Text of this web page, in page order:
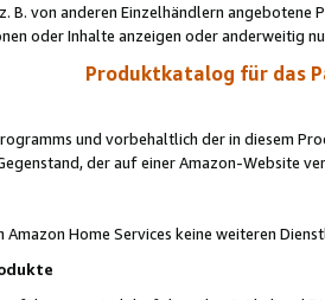
B. von anderen Einzelhändlern
oder Inhalte anzeigen oder anderweitig
Produktkatalog für das
und vorbehaltlich der in diesem
der auf einer Amazon-Website
Amazon Home Services keine weiteren